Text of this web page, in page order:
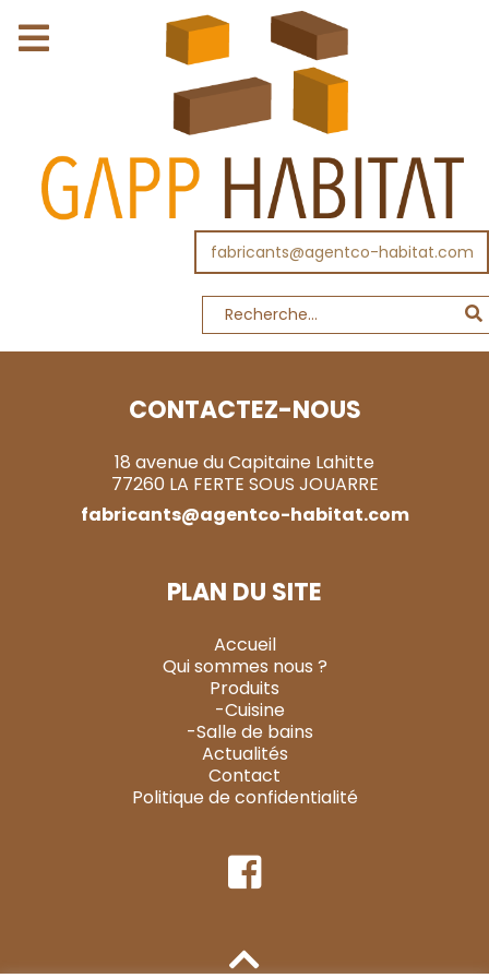
fabricants@agentco-habitat.com
CONTACTEZ-NOUS
18 avenue du Capitaine Lahitte
77260 LA FERTE SOUS JOUARRE
fabricants@agentco-habitat.com
PLAN DU SITE
Accueil
Qui sommes nous ?
Produits
-Cuisine
-Salle de bains
Actualités
Contact
Politique de confidentialité